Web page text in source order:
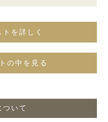
を詳しく
の中を見る
ついて